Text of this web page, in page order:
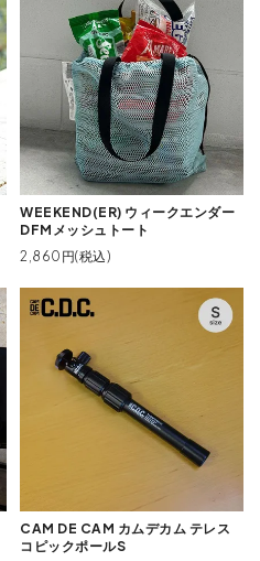
WEEKEND(ER) ウィークエンダー
DFMメッシュトート
2,860円(税込)
CAM DE CAM カムデカム テレス
コピックポールS